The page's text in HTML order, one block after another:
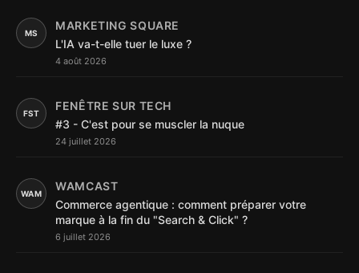
MS
MARKETING SQUARE
L'IA va-t-elle tuer le luxe ?
4 août 2026
FST
FENÊTRE SUR TECH
#3 - C'est pour se muscler la nuque
24 juillet 2026
WAM
WAMCAST
Commerce agentique : comment préparer votre
marque à la fin du "Search & Click" ?
6 juillet 2026